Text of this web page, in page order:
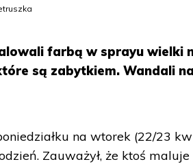
farbą w sprayu wielki
są zabytkiem. Wandali
na wtorek (22/23
Zauważył, że ktoś